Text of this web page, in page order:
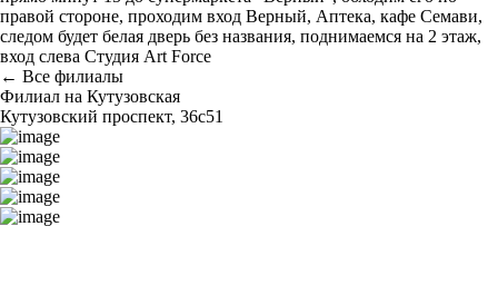
правой стороне, проходим вход Верный, Аптека, кафе Семави,
следом будет белая дверь без названия, поднимаемся на 2 этаж,
вход слева Студия Art Force
← Все филиалы
Филиал на Кутузовская
Кутузовский проспект, 36с51